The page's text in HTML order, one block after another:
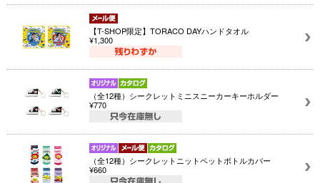
【T-SHOP限定】TORACO DAYハンドタオル
¥1,300
（全12種）シークレットミニスニーカーキーホルダー
¥770
（全12種）シークレットニットペットボトルカバー
¥660